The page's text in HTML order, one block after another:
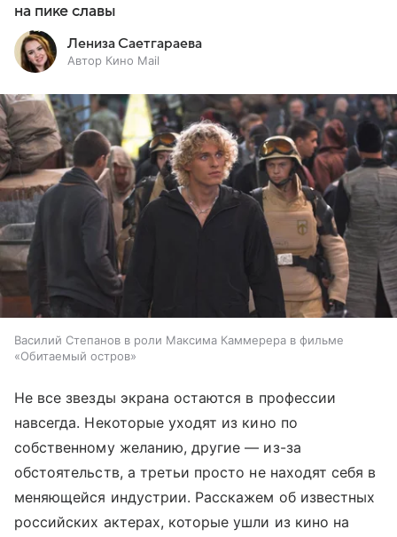
на пике славы
Лениза Саетгараева
Автор Кино Mail
Василий Степанов в роли Максима Каммерера в фильме
«Обитаемый остров»
Не все звезды экрана остаются в профессии
навсегда. Некоторые уходят из кино по
собственному желанию, другие — из-за
обстоятельств, а третьи просто не находят себя в
меняющейся индустрии. Расскажем об известных
российских актерах, которые ушли из кино на